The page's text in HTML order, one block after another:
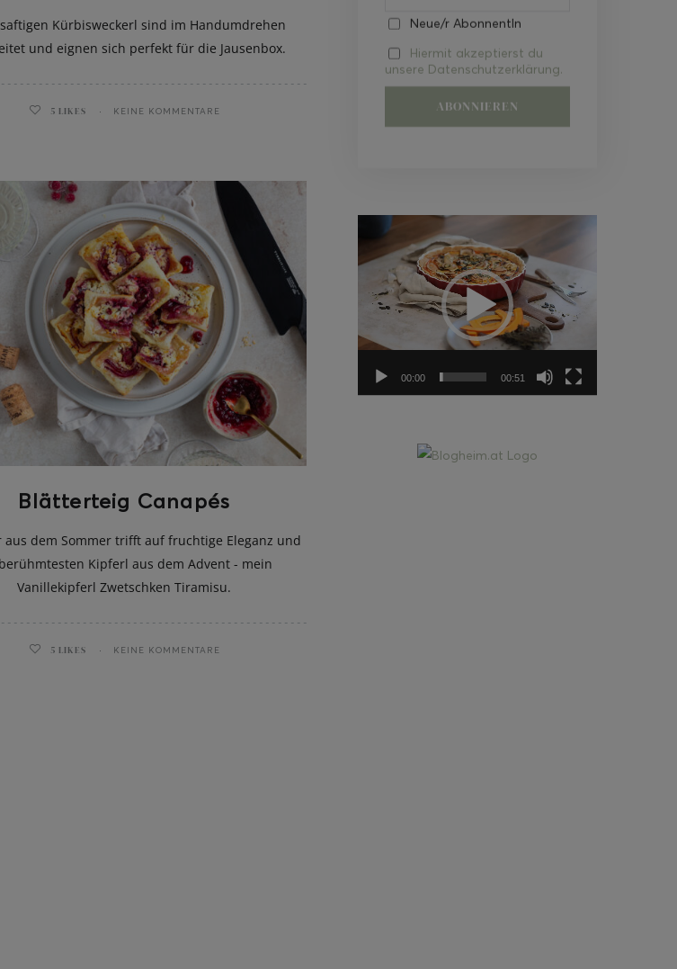
Kürbisweckerl sind im Handumdrehen
und eignen sich perfekt für die Jausenbox.
5 LIKES KEINE KOMMENTARE
Blätterteig Canapés
aus dem Sommer trifft auf fruchtige Eleganz und
Kipferl aus dem Advent - mein
Vanillekipferl Zwetschken Tiramisu.
5 LIKES KEINE KOMMENTARE
Neue/r AbonnentIn
Hiermit akzeptierst du
unsere Datenschutzerklärung.
Video-
Player
00:00 00:51